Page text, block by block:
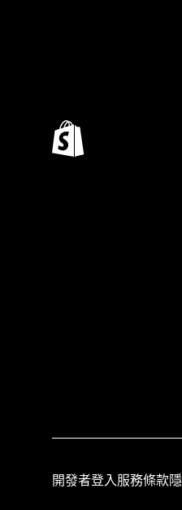
開發者登入服務條款